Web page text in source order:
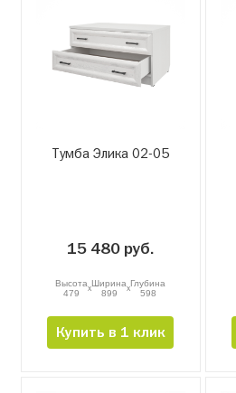
Тумба Элика 02-05
15 480 руб.
Высота
479
xШирина
899
xГлубина
598
Купить в 1 клик